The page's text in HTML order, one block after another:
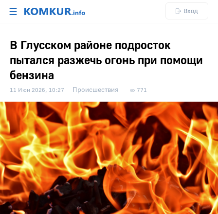
☰ Вход
В Глусском районе подросток
пытался разжечь огонь при помощи
бензина
11 Июн 2026, 10:27 Происшествия 771